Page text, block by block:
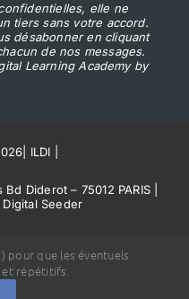
elle ne
tiers sans votre accord.
désabonner en cliquant
de nos messages.
Learning Academy by
ILDI
Diderot – 75012 PARIS |
Seeder
pour que les éventuels
répétitifs.